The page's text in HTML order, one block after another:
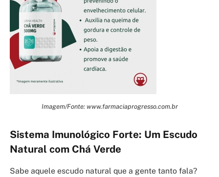
Imagem/Fonte: www.farmaciaprogresso.com.br
Sistema Imunológico Forte: Um Escudo
Natural com Chá Verde
Sabe aquele escudo natural que a gente tanto fala?